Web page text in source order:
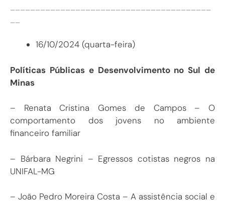
16/10/2024 (quarta-feira)
Políticas Públicas e Desenvolvimento no Sul de
Minas
– Renata Cristina Gomes de Campos – O
comportamento dos jovens no ambiente
financeiro familiar
– Bárbara Negrini – Egressos cotistas negros na
UNIFAL-MG
– João Pedro Moreira Costa – A assistência social e